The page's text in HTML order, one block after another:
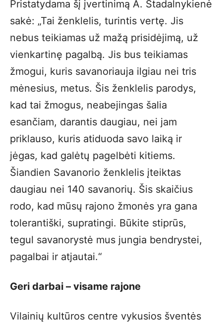
Pristatydama šį įvertinimą A. Stadalnykienė
sakė: „Tai ženklelis, turintis vertę. Jis
nebus teikiamas už mažą prisidėjimą, už
vienkartinę pagalbą. Jis bus teikiamas
žmogui, kuris savanoriauja ilgiau nei tris
mėnesius, metus. Šis ženklelis parodys,
kad tai žmogus, neabejingas šalia
esančiam, darantis daugiau, nei jam
priklauso, kuris atiduoda savo laiką ir
jėgas, kad galėtų pagelbėti kitiems.
Šiandien Savanorio ženklelis įteiktas
daugiau nei 140 savanorių. Šis skaičius
rodo, kad mūsų rajono žmonės yra gana
tolerantiški, supratingi. Būkite stiprūs,
tegul savanorystė mus jungia bendrystei,
pagalbai ir atjautai.“
Geri darbai – visame rajone
Vilainių kultūros centre vykusios šventės